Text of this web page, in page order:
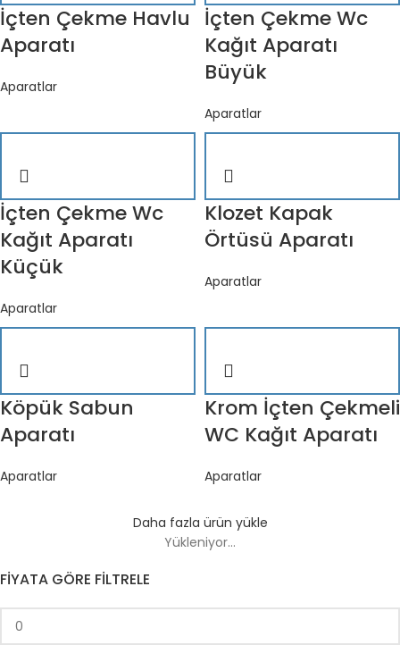
FIYATA GÖRE FILTRELE
İçten Çekme Havlu
Aparatı
Aparatlar
İçten Çekme Wc
Kağıt Aparatı
Büyük
Aparatlar
İçten Çekme Wc
Kağıt Aparatı
Küçük
Aparatlar
Klozet Kapak
Örtüsü Aparatı
Aparatlar
Köpük Sabun
Aparatı
Aparatlar
Krom İçten Çekmeli
WC Kağıt Aparatı
Aparatlar
Daha fazla ürün yükle
Yükleniyor...